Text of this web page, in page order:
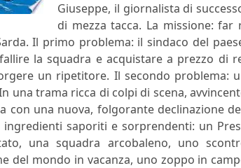
Giuseppe, il giornalista di
di mezza tacca. La missione:
Il primo problema: il sindaco del
la squadra e acquistare a prezzo di
un ripetitore. Il secondo problema:
una trama ricca di colpi di scena,
con una nuova, folgorante declinazione
ingredienti saporiti e sorprendenti: un
una squadra arcobaleno, uno
del mondo in vacanza, uno zoppo in